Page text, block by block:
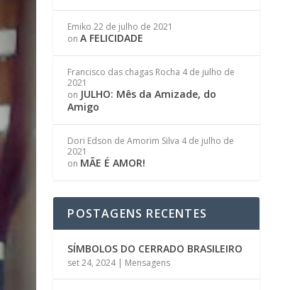
Emiko 22 de julho de 2021
onA FELICIDADE
Francisco das chagas Rocha 4 de julho de
2021
on JULHO: Mês da Amizade, do
Amigo
Dori Edson de Amorim Silva 4 de julho de
2021
on MÃE É AMOR!
POSTAGENS RECENTES
SÍMBOLOS DO CERRADO BRASILEIRO
set 24, 2024| Mensagens